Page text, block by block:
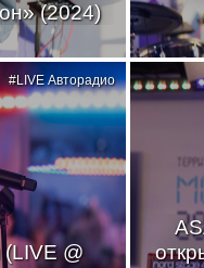
(2024)
@
#LIVE Авторадио